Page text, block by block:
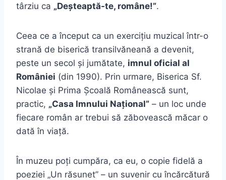
târziu ca „Deșteaptă-te, române!”.
Ceea ce a început ca un exercițiu muzical într-o
strană de biserică transilvăneană a devenit,
peste un secol și jumătate, imnul oficial al
României (din 1990). Prin urmare, Biserica Sf.
Nicolae și Prima Școală Românească sunt,
practic, „Casa Imnului Național” – un loc unde
fiecare român ar trebui să zăbovească măcar o
dată în viață.
În muzeu poți cumpăra, ca eu, o copie fidelă a
poeziei „Un răsunet” – un suvenir cu încărcătură